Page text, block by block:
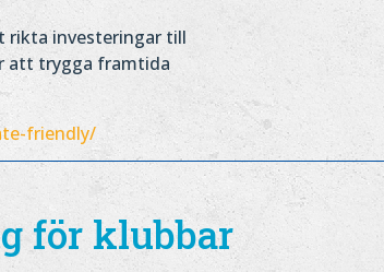
rikta investeringar till
att trygga framtida
friendly/
för klubbar